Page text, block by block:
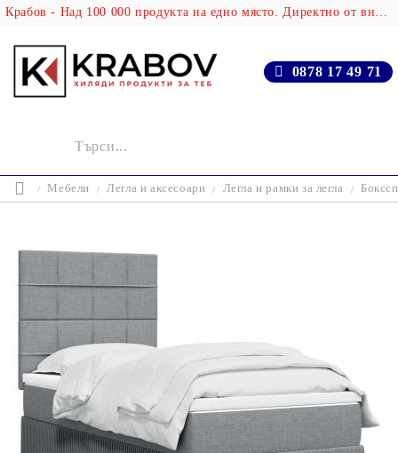
Крабов - Над 100 000 продукта на едно място. Директно от вносителя!
0878 17 49 71
Мебели Легла и аксесоари Легла и рамки за легла